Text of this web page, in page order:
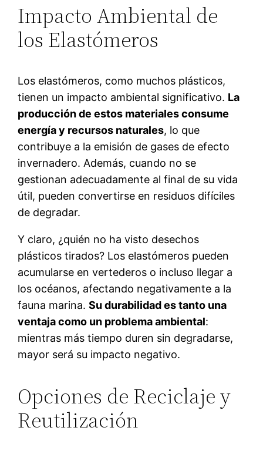
Impacto Ambiental de
los Elastómeros
Los elastómeros, como muchos plásticos,
tienen un impacto ambiental significativo. La
producción de estos materiales consume
energía y recursos naturales, lo que
contribuye a la emisión de gases de efecto
invernadero. Además, cuando no se
gestionan adecuadamente al final de su vida
útil, pueden convertirse en residuos difíciles
de degradar.
Y claro, ¿quién no ha visto desechos
plásticos tirados? Los elastómeros pueden
acumularse en vertederos o incluso llegar a
los océanos, afectando negativamente a la
fauna marina.Su durabilidad es tanto una
ventaja como un problema ambiental:
mientras más tiempo duren sin degradarse,
mayor será su impacto negativo.
Opciones de Reciclaje y
Reutilización